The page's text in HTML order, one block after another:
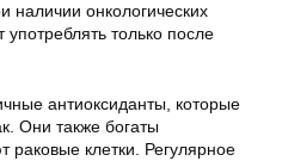
наличии онкологических
употреблять только после
антиоксиданты, которые
Они также богаты
раковые клетки. Регулярное